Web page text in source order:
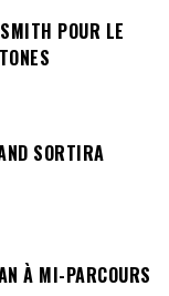
POUR LE
SORTIRA
À MI-PARCOURS